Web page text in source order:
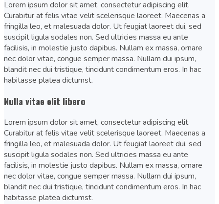
Lorem ipsum dolor sit amet, consectetur adipiscing elit.
Curabitur at felis vitae velit scelerisque laoreet. Maecenas a
fringilla leo, et malesuada dolor. Ut feugiat laoreet dui, sed
suscipit ligula sodales non. Sed ultricies massa eu ante
facilisis, in molestie justo dapibus. Nullam ex massa, ornare
nec dolor vitae, congue semper massa. Nullam dui ipsum,
blandit nec dui tristique, tincidunt condimentum eros. In hac
habitasse platea dictumst.
Nulla vitae elit libero
Lorem ipsum dolor sit amet, consectetur adipiscing elit.
Curabitur at felis vitae velit scelerisque laoreet. Maecenas a
fringilla leo, et malesuada dolor. Ut feugiat laoreet dui, sed
suscipit ligula sodales non. Sed ultricies massa eu ante
facilisis, in molestie justo dapibus. Nullam ex massa, ornare
nec dolor vitae, congue semper massa. Nullam dui ipsum,
blandit nec dui tristique, tincidunt condimentum eros. In hac
habitasse platea dictumst.